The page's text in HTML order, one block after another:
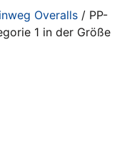
Overalls / PP-
1 in der Größe